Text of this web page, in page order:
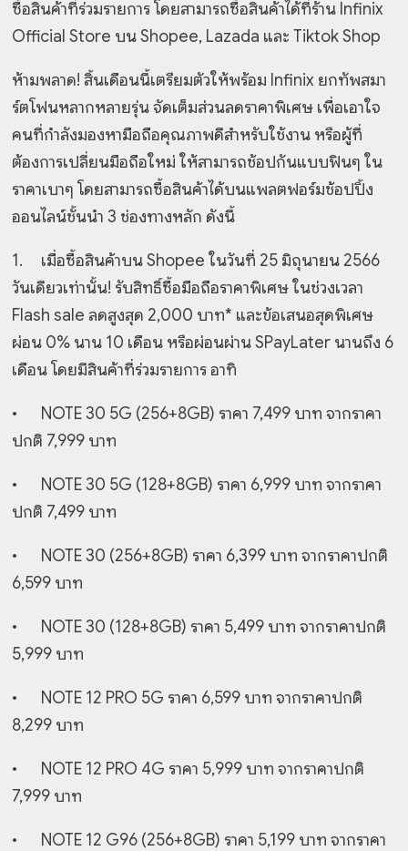
ซื้อสินค้าที่ร่วมรายการ โดยสามารถซื้อสินค้าได้ที่ร้าน Infinix
Official Store บน Shopee, Lazada และ Tiktok Shop
ห้ามพลาด! สิ้นเดือนนี้เตรียมตัวให้พร้อม Infinix ยกทัพสมา
ร์ตโฟนหลากหลายรุ่น จัดเต็มส่วนลดราคาพิเศษ เพื่อเอาใจ
คนที่กำลังมองหามือถือคุณภาพดีสำหรับใช้งาน หรือผู้ที่
ต้องการเปลี่ยนมือถือใหม่ ให้สามารถช้อปกันแบบฟินๆ ใน
ราคาเบาๆ โดยสามารถซื้อสินค้าได้บนแพลตฟอร์มช้อปปิ้ง
ออนไลน์ชั้นนำ 3 ช่องทางหลัก ดังนี้
1.
เมื่อซื้อสินค้าบน Shopee ในวันที่ 25 มิถุนายน 2566
วันเดียวเท่านั้น! รับสิทธิ์ซื้อมือถือราคาพิเศษ ในช่วงเวลา
Flash sale ลดสูงสุด 2,000 บาท* และข้อเสนอสุดพิเศษ
ผ่อน 0% นาน 10 เดือน หรือผ่อนผ่าน SPayLater นานถึง 6
เดือน โดยมีสินค้าที่ร่วมรายการ อาทิ
•
NOTE 30 5G (256+8GB) ราคา 7,499 บาท จากราคา
ปกติ 7,999 บาท
•
NOTE 30 5G (128+8GB) ราคา 6,999 บาท จากราคา
ปกติ 7,499 บาท
•
NOTE 30 (256+8GB) ราคา 6,399 บาท จากราคาปกติ
6,599 บาท
•
NOTE 30 (128+8GB) ราคา 5,499 บาท จากราคาปกติ
5,999 บาท
•
NOTE 12 PRO 5G ราคา 6,599 บาท จากราคาปกติ
8,299 บาท
•
NOTE 12 PRO 4G ราคา 5,999 บาท จากราคาปกติ
7,999 บาท
•
NOTE 12 G96 (256+8GB) ราคา 5,199 บาท จากราคา